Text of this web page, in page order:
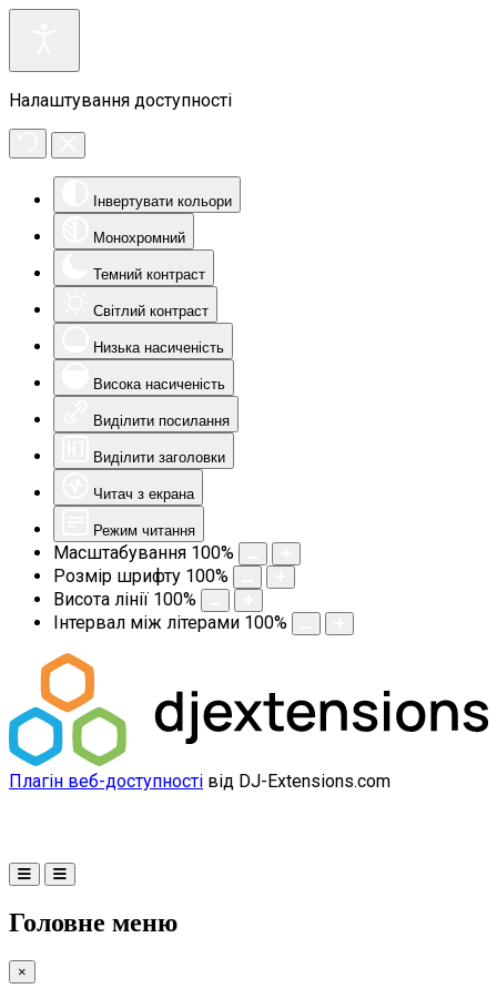
Налаштування доступності
Інвертувати кольори
Монохромний
Темний контраст
Світлий контраст
Низька насиченість
Висока насиченість
Виділити посилання
Виділити заголовки
Читач з екрана
Режим читання
Масштабування 100%
Розмір шрифту 100%
Висота лінії 100%
Інтервал між літерами 100%
Плагін веб-доступності від DJ-Extensions.com
Головне меню
×